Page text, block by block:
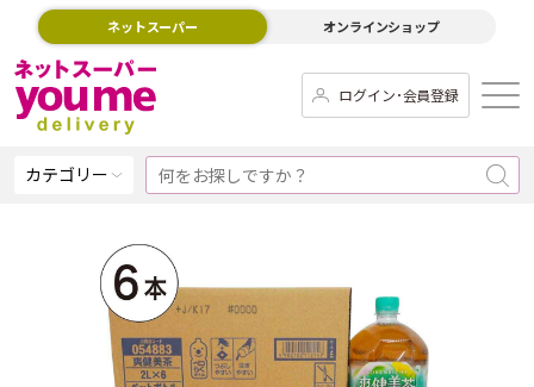
ネットスーパー オンラインショップ
ログイン･会員登録
カテゴリー